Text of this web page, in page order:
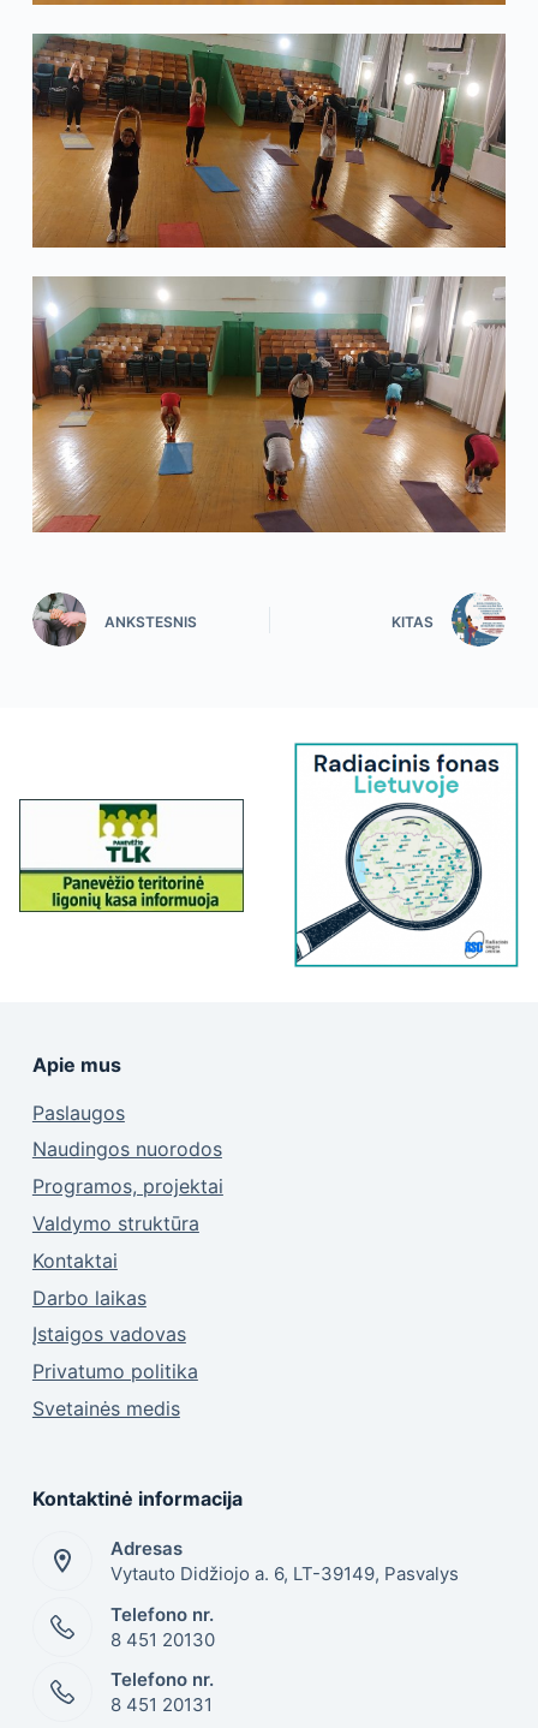
ANKSTESNIS KITAS
Apie mus
Paslaugos
Naudingos nuorodos
Programos, projektai
Valdymo struktūra
Kontaktai
Darbo laikas
Įstaigos vadovas
Privatumo politika
Svetainės medis
Kontaktinė informacija
Adresas
Vytauto Didžiojo a. 6, LT-39149, Pasvalys
Telefono nr.
8 451 20130
Telefono nr.
8 451 20131